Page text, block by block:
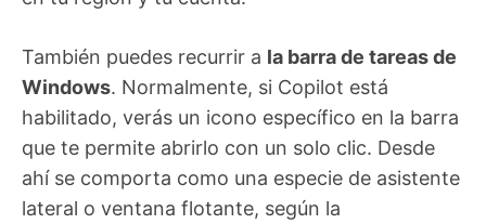
También puedes recurrir a la barra de tareas de
Windows. Normalmente, si Copilot está
habilitado, verás un icono específico en la barra
que te permite abrirlo con un solo clic. Desde
ahí se comporta como una especie de asistente
lateral o ventana flotante, según la